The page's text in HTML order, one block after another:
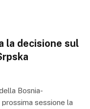
la decisione sul
Bosnia-
sessione la